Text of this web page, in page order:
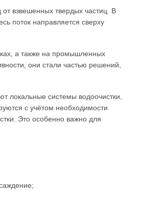
от взвешенных твердых частиц. В
поток направляется сверху
а также на промышленных
они стали частью решений,
локальные системы водоочистки,
с учётом необходимости
Это особенно важно для